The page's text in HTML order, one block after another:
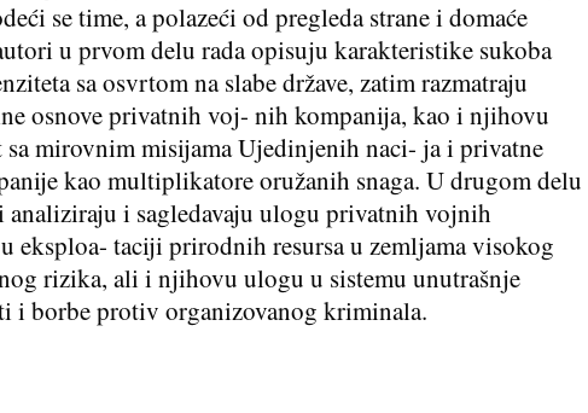
se time, a polazeći od pregleda strane i domaće
u prvom delu rada opisuju karakteristike sukoba
sa osvrtom na slabe države, zatim razmatraju
osnove privatnih voj- nih kompanija, kao i njihovu
sa mirovnim misijama Ujedinjenih naci- ja i privatne
kao multiplikatore oružanih snaga. U drugom delu
analiziraju i sagledavaju ulogu privatnih vojnih
eksploa- taciji prirodnih resursa u zemljama visokog
rizika, ali i njihovu ulogu u sistemu unutrašnje
i borbe protiv organizovanog kriminala.